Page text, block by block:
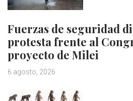
Fuerzas de seguridad
protesta frente al
proyecto de Milei
6 agosto, 2026